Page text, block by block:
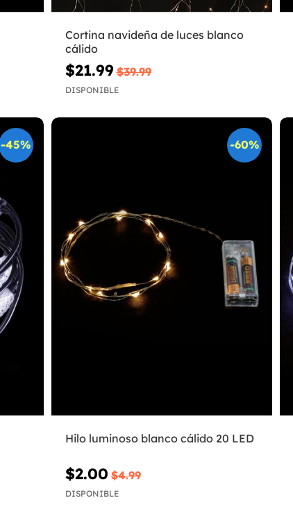
Cortina navideña de luces blanco
cálido
$21.99 $39.99
DISPONIBLE
-45% -60%
Hilo luminoso blanco cálido 20 LED
$2.00 $4.99
DISPONIBLE